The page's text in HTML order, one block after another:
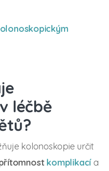
léčbě
kolonoskopie určit
komplikacía